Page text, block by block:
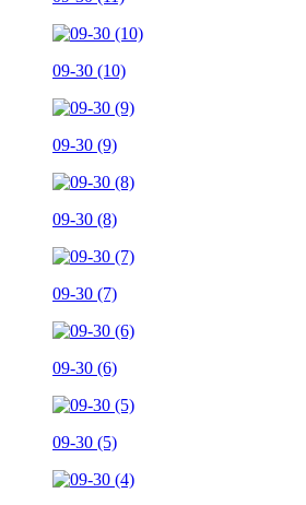
09-30 (10)
09-30 (9)
09-30 (8)
09-30 (7)
09-30 (6)
09-30 (5)